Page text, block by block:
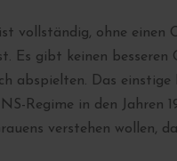
vollständig, ohne
Es gibt keinen besseren
abspielten. Das
Regime in den
verstehen wollen,